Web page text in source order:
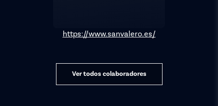
https://www.sanvalero.es/
Ver todos colaboradores